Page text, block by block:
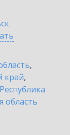
,
край,
Республика
область